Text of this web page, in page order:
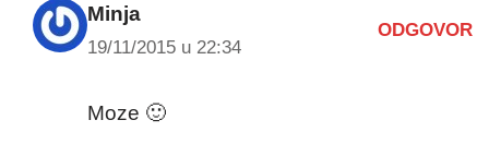
Minja
19/11/2015 u 22:34
ODGOVOR
Moze 🙂